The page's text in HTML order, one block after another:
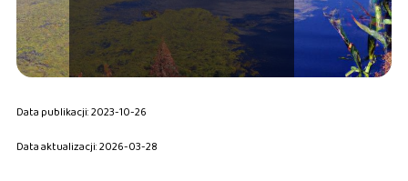
Data publikacji: 2023-10-26
Data aktualizacji: 2026-03-28